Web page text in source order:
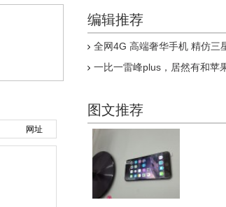
网址
编辑推荐
全网4G 高端奢华手机 精仿三
一比一雷峰plus，居然有和苹
图文推荐